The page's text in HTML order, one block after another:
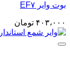
بوت وایر EF۷
۴۰۳،۰۰۰ تومان